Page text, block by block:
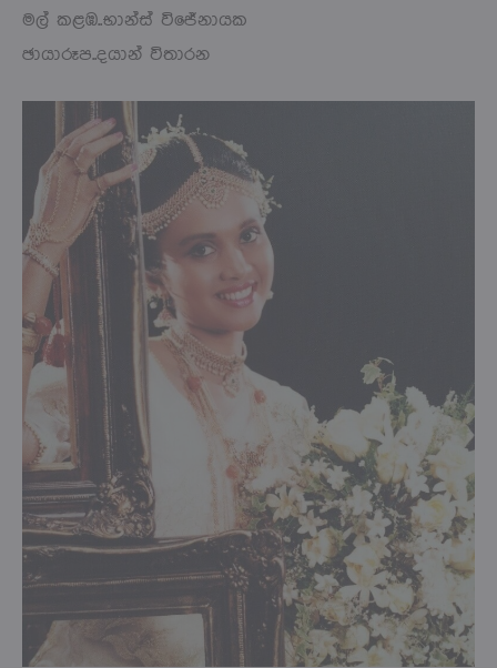
මල් කළඹ..භාන්ස් විජේනායක
ඡායාරූප..දයාන් විතාරන